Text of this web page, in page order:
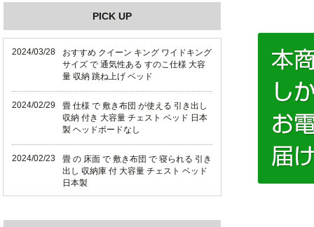
PICK UP
2024/03/28
おすすめ クイーン キング ワイドキング
サイズ で 通気性ある すのこ仕様 大容
量 収納 跳ね上げ ベッド
2024/02/29
畳 仕様 で 敷き布団 が使える 引き出し
収納 付き 大容量 チェスト ベッド 日本
製 ヘッドボードなし
2024/02/23
畳 の 床面 で 敷き布団 で 寝られる 引き
出し 収納庫 付 大容量 チェスト ベッド
日本製